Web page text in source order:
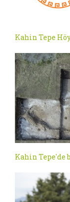
Kahin Tepe
Kahin Tepe'de